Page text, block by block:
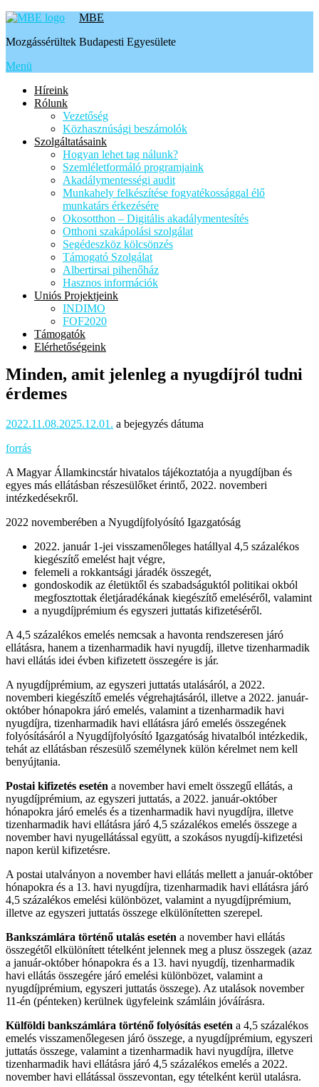
Tovább
tartalomhoz
MBE
Mozgássérültek Budapesti Egyesülete
Menü
Híreink
Rólunk
Vezetőség
Közhasznúsági beszámolók
Szolgáltatásaink
Hogyan lehet tag nálunk?
Szemléletformáló programjaink
Akadálymentességi audit
Munkahely felkészítése fogyatékossággal élő
munkatárs érkezésére
Okosotthon – Digitális akadálymentesítés
Otthoni szakápolási szolgálat
Segédeszköz kölcsönzés
Támogató Szolgálat
Albertirsai pihenőház
Hasznos információk
Uniós Projektjeink
INDIMO
FOF2020
Támogatók
Elérhetőségeink
Minden, amit jelenleg a nyugdíjról tudni
érdemes
2022.11.08.2025.12.01. a bejegyzés dátuma
forrás
A Magyar Államkincstár hivatalos tájékoztatója a nyugdíjban és
egyes más ellátásban részesülőket érintő, 2022. novemberi
intézkedésekről.
2022 novemberében a Nyugdíjfolyósító Igazgatóság
2022. január 1-jei visszamenőleges hatállyal 4,5 százalékos
kiegészítő emelést hajt végre,
felemeli a rokkantsági járadék összegét,
gondoskodik az életüktől és szabadságuktól politikai okból
megfosztottak életjáradékának kiegészítő emeléséről, valamint
a nyugdíjprémium és egyszeri juttatás kifizetéséről.
A 4,5 százalékos emelés nemcsak a havonta rendszeresen járó
ellátásra, hanem a tizenharmadik havi nyugdíj, illetve tizenharmadik
havi ellátás idei évben kifizetett összegére is jár.
A nyugdíjprémium, az egyszeri juttatás utalásáról, a 2022.
novemberi kiegészítő emelés végrehajtásáról, illetve a 2022. január-
október hónapokra járó emelés, valamint a tizenharmadik havi
nyugdíjra, tizenharmadik havi ellátásra járó emelés összegének
folyósításáról a Nyugdíjfolyósító Igazgatóság hivatalból intézkedik,
tehát az ellátásban részesülő személynek külön kérelmet nem kell
benyújtania.
Postai kifizetés esetén a november havi emelt összegű ellátás, a
nyugdíjprémium, az egyszeri juttatás, a 2022. január-október
hónapokra járó emelés és a tizenharmadik havi nyugdíjra, illetve
tizenharmadik havi ellátásra járó 4,5 százalékos emelés összege a
november havi nyugellátással együtt, a szokásos nyugdíj-kifizetési
napon kerül kifizetésre.
A postai utalványon a november havi ellátás mellett a január-október
hónapokra és a 13. havi nyugdíjra, tizenharmadik havi ellátásra járó
4,5 százalékos emelési különbözet, valamint a nyugdíjprémium,
illetve az egyszeri juttatás összege elkülönítetten szerepel.
Bankszámlára történő utalás esetén a november havi ellátás
összegétől elkülönített tételként jelennek meg a plusz összegek (azaz
a január-október hónapokra és a 13. havi nyugdíj, tizenharmadik
havi ellátás összegére járó emelési különbözet, valamint a
nyugdíjprémium, egyszeri juttatás összege). Az utalások november
11-én (pénteken) kerülnek ügyfeleink számláin jóváírásra.
Külföldi bankszámlára történő folyósítás esetén a 4,5 százalékos
emelés visszamenőlegesen járó összege, a nyugdíjprémium, egyszeri
juttatás összege, valamint a tizenharmadik havi nyugdíjra, illetve
tizenharmadik havi ellátásra járó 4,5 százalékos emelés a 2022.
november havi ellátással összevontan, egy tételként kerül utalásra.